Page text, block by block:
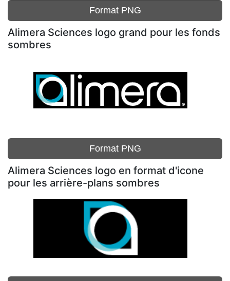
Format PNG
Alimera Sciences logo grand pour les fonds
sombres
Format PNG
Alimera Sciences logo en format d'icone
pour les arrière-plans sombres